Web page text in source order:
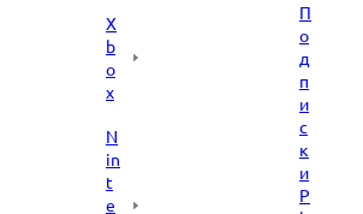
X
b
o
x
N
in
t
e
П
о
д
п
и
с
к
и
P